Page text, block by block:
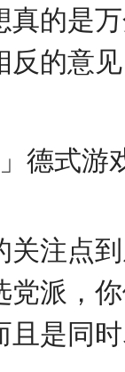
真的是
反的意
关注点
党派，
且是同